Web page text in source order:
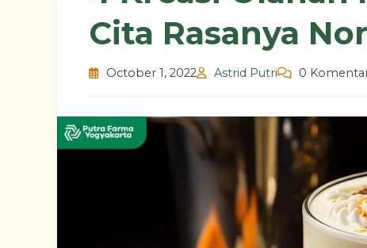
Cita Rasanya
October 1, 2022 Astrid Putri 0